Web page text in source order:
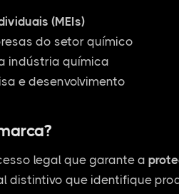
(MEIs)
do setor químico
indústria química
e desenvolvimento
legal que garante a
distintivo que identifique